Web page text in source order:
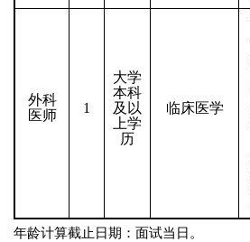
外科
医师
1
大学
本科
及以
上学
历
临床医学
年龄计算截止日期：面试当日。